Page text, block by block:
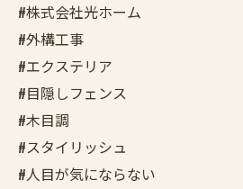
#株式会社光ホーム
#外構工事
#エクステリア
#目隠しフェンス
#木目調
#スタイリッシュ
#人目が気にならない